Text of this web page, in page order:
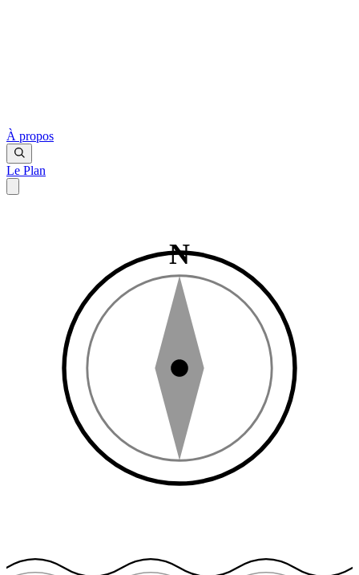
À propos
Le Plan
N